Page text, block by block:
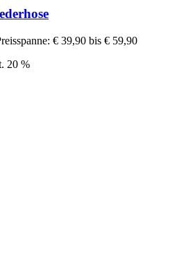
€ 39,90 bis € 59,90
20 %